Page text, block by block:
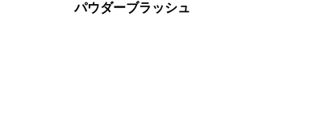
パウダーブラッシュ